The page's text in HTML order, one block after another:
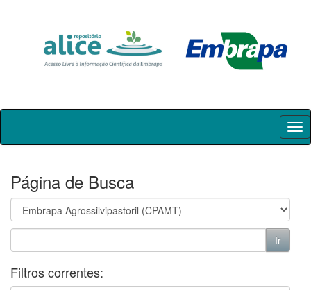
Skip
Página de Busca
Filtros correntes: